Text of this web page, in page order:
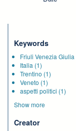
Keywords
Friuli Venezia Giulia
Italia (1)
Trentino (1)
Veneto (1)
aspetti politici (1)
Show more
Creator